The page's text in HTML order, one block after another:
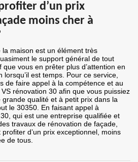
d’un prix
moins cher à
maison est un élément très
le support général de tout
que vous en prêter plus d’attention en
est temps. Pour ce service,
de faire appel à la compétence et au
rénovation 30 afin que vous puissiez
grande qualité et à petit prix dans la
le 30350. En faisant appel à
qui est une entreprise qualifiée et
travaux de rénovation de façade,
d’un prix exceptionnel, moins
de tous.